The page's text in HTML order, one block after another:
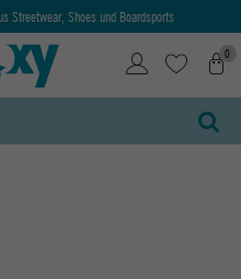
Streetwear, Shoes und Boardsports
0